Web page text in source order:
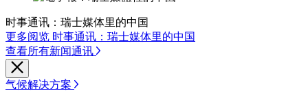
时事通讯：瑞士媒体里的中国
更多阅览 时事通讯：瑞士媒体里的中国
查看所有新闻通讯
气候解决方案